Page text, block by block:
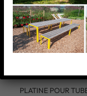
PLATINE
PLATINE POUR